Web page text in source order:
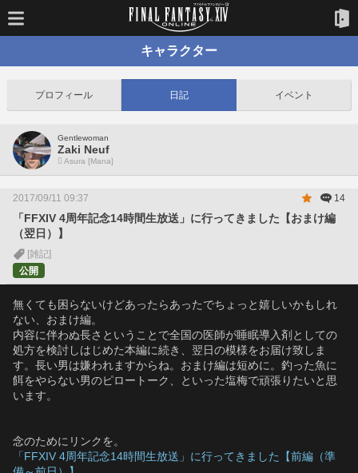
キャラクター
プロフィール 日記 イベント
Gentlewoman
Zaki Neuf
Asura [Mana]
2017/09/11 09:37 14
「FFXIV 4周年記念14時間生放送」に行ってきました【おまけ編
（翌日）】
[雑記]
公開
無くても困らないけどあったらあったでちょっと嬉しいかもしれ
ない、おまけ編。
内容に伴わぬ長さということで全国の医師が睡眠導入剤としての
処方を検討しはじめた本編に続き、翌日の模様をお届け致しま
す。長い男は嫌われますからね。おまけ編は短めに。釣った魚に
餌をやらない男のピロートーク、といった塩梅で頑張りたいと思
います。
念のためにリンクを。
「FFXIV 4周年記念14時間生放送」に行ってきました【前編（準